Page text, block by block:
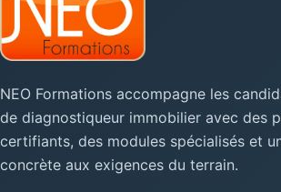
NEO Formations accompagne les
de diagnostiqueur immobilier avec des
certifiants, des modules spécialisés et
concrète aux exigences du terrain.